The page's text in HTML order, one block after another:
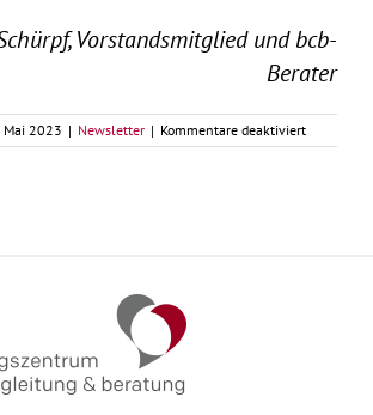
Vorstandsmitglied und bcb-
Berater
Mai 2023 | Newsletter | Kommentare deaktiviertfür
bcb-